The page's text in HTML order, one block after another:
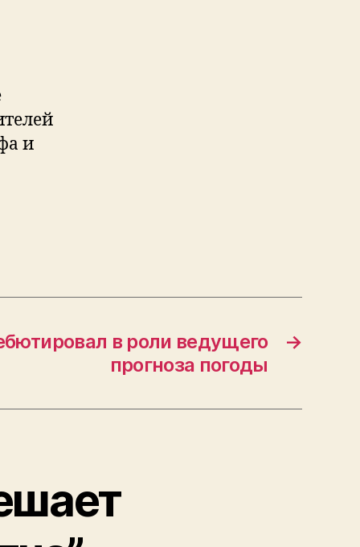
и
→
в роли ведущего
прогноза погоды